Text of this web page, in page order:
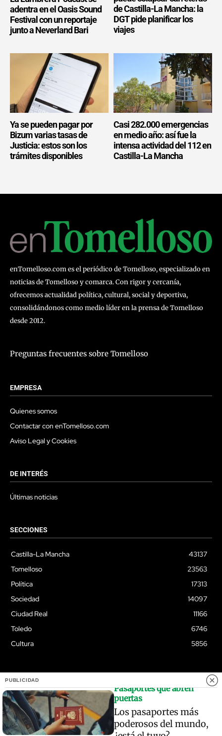
adentra en el Oasis Sound
Festival con un reportaje
junto a Neverland Bari
de Castilla-La Mancha: la
DGT pide planificar los
viajes
Ya se pueden pagar por
Bizum varias tasas de
Justicia: estos son los
trámites disponibles
Casi 282.000 emergencias
en medio año: así fue la
intensa actividad del 112 en
Castilla-La Mancha
enTomelloso.com es el periódico de Tomelloso, especializado en
noticias de Tomelloso y comarca. Con rigor y cercanía,
ofrecemos actualidad política, cultural, social y deportiva,
consolidándonos como medio líder en la prensa de Tomelloso
desde 2012.
Preguntas frecuentes sobre Tomelloso
EMPRESA
Quienes somos
Contactar con enTomelloso.com
Aviso Legal y Cookies
DE INTERÉS
Últimas noticias
SECCIONES
Castilla-La Mancha
43137
Tomelloso
23563
Política
17313
Sociedad
14097
Ciudad Real
11166
Toledo
6746
Cultura
5856
© Quixoteus
PUBLICIDAD
Pasaportes que abren
puertas
Los pasaportes más
poderosos del mundo,